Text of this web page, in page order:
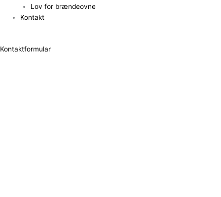
Lov for brændeovne
Kontakt
Kontaktformular